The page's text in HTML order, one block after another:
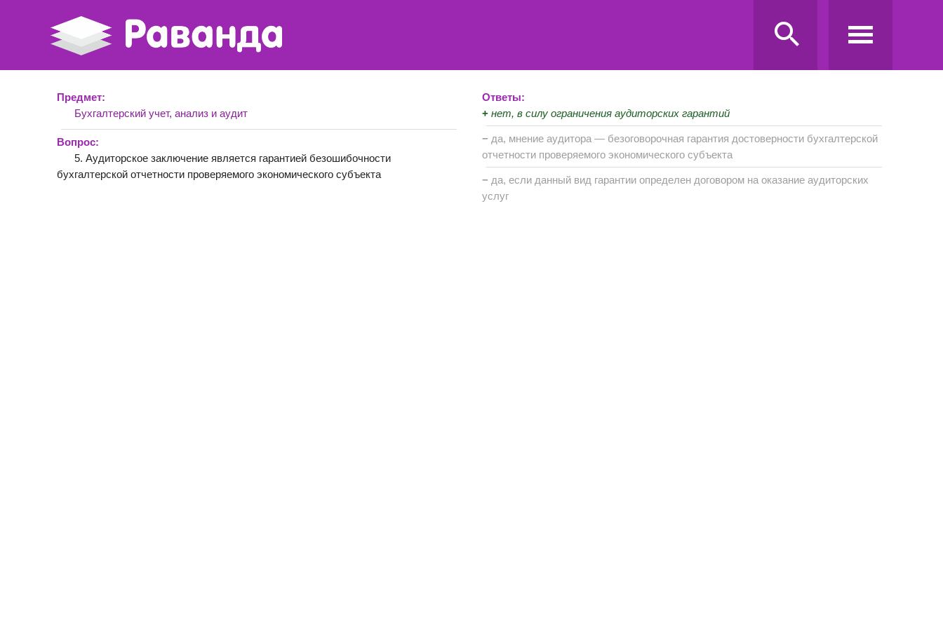
Предмет:
Бухгалтерский учет, анализ и аудит
Вопрос:
5. Аудиторское заключение является гарантией безошибочности
бухгалтерской отчетности проверяемого экономического субъекта
Ответы:
+ нет, в силу ограничения аудиторских гарантий
− да, мнение аудитора — безоговорочная гарантия достоверности бухгалтерской
отчетности проверяемого экономического субъекта
− да, если данный вид гарантии определен договором на оказание аудиторских
услуг